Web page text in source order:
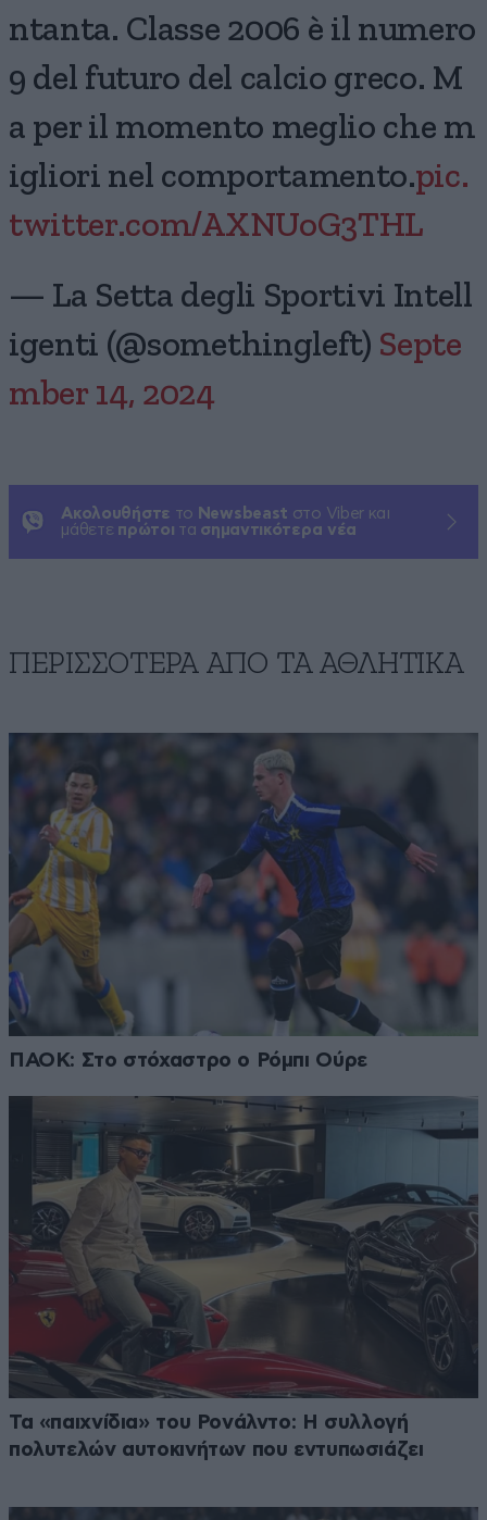
ntanta. Classe 2006 è il numero
9 del futuro del calcio greco. M
a per il momento meglio che m
igliori nel comportamento.pic.
twitter.com/AXNUoG3THL
— La Setta degli Sportivi Intell
igenti (@somethingleft) Septe
mber 14, 2024
Ακολουθήστε το Newsbeast στο Viber και
μάθετε πρώτοι τα σημαντικότερα νέα
ΠΕΡΙΣΣΟΤΕΡΑ ΑΠΟ ΤA ΑΘΛΗΤΙΚΑ
ΠΑΟΚ: Στο στόχαστρο ο Ρόμπι Ούρε
Τα «παιχνίδια» του Ρονάλντο: Η συλλογή
πολυτελών αυτοκινήτων που εντυπωσιάζει